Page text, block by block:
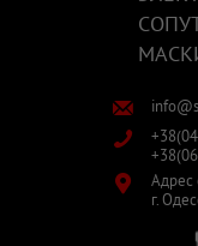
Адрес
г.